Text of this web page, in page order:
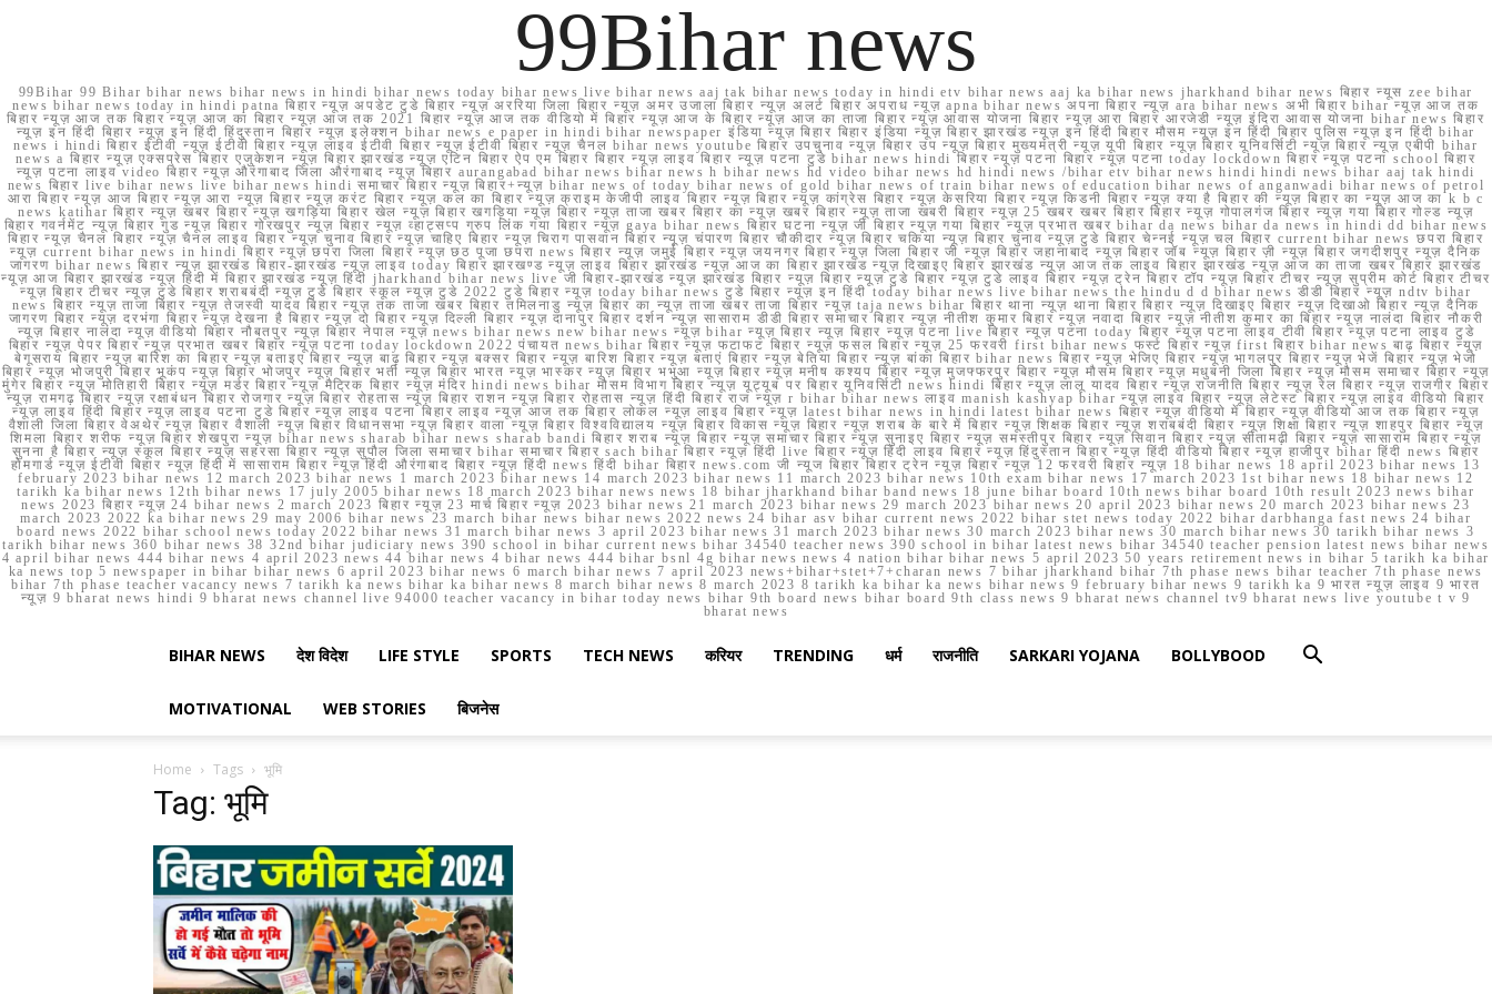
99Bihar news
99Bihar 99 Bihar bihar news bihar news in hindi bihar news today bihar news live bihar news aaj tak bihar news today in hindi etv bihar news aaj ka bihar news jharkhand bihar news बिहार न्यूस zee bihar
news bihar news today in hindi patna बिहार न्यूज़ अपडेट टुडे बिहार न्यूज़ अररिया जिला बिहार न्यूज़ अमर उजाला बिहार न्यूज़ अलर्ट बिहार अपराध न्यूज़ apna bihar news अपना बिहार न्यूज़ ara bihar news अभी बिहार bihar न्यूज़ आज तक
बिहार न्यूज़ आज तक बिहार न्यूज़ आज का बिहार न्यूज़ आज तक 2021 बिहार न्यूज़ आज तक वीडियो में बिहार न्यूज़ आज के बिहार न्यूज़ आज का ताजा बिहार न्यूज़ आवास योजना बिहार न्यूज़ आरा बिहार आरजेडी न्यूज़ इंदिरा आवास योजना bihar news बिहार
न्यूज़ इन हिंदी बिहार न्यूज़ इन हिंदी हिंदुस्तान बिहार न्यूज़ इलेक्शन bihar news e paper in hindi bihar newspaper इंडिया न्यूज़ बिहार बिहार इंडिया न्यूज़ बिहार झारखंड न्यूज़ इन हिंदी बिहार मौसम न्यूज़ इन हिंदी बिहार पुलिस न्यूज़ इन हिंदी bihar
news i hindi बिहार ईटीवी न्यूज़ ईटीवी बिहार न्यूज़ लाइव ईटीवी बिहार न्यूज़ ईटीवी बिहार न्यूज़ चैनल bihar news youtube बिहार उपचुनाव न्यूज़ बिहार उप न्यूज़ बिहार मुख्यमंत्री न्यूज़ यूपी बिहार न्यूज़ बिहार यूनिवर्सिटी न्यूज़ बिहार न्यूज़ एबीपी bihar
news a बिहार न्यूज़ एक्सप्रेस बिहार एजुकेशन न्यूज़ बिहार झारखंड न्यूज़ एटिन बिहार ऐप एम बिहार बिहार न्यूज़ लाइव बिहार न्यूज़ पटना टुडे bihar news hindi बिहार न्यूज़ पटना बिहार न्यूज़ पटना today lockdown बिहार न्यूज़ पटना school बिहार
न्यूज़ पटना लाइव video बिहार न्यूज़ औरंगाबाद जिला औरंगाबाद न्यूज़ बिहार aurangabad bihar news bihar news h bihar news hd video bihar news hd hindi news /bihar etv bihar news hindi hindi news bihar aaj tak hindi
news बिहार live bihar news live bihar news hindi समाचार बिहार न्यूज़ बिहार+न्यूज़ bihar news of today bihar news of gold bihar news of train bihar news of education bihar news of anganwadi bihar news of petrol
आरा बिहार न्यूज़ आज बिहार न्यूज़ आरा न्यूज़ बिहार न्यूज़ करंट बिहार न्यूज़ कल का बिहार न्यूज़ क्राइम केजीपी लाइव बिहार न्यूज़ बिहार न्यूज़ कांग्रेस बिहार न्यूज़ केसरिया बिहार न्यूज़ किडनी बिहार न्यूज़ क्या है बिहार की न्यूज़ बिहार का न्यूज़ आज का k b c
news katihar बिहार न्यूज़ खबर बिहार न्यूज़ खगड़िया बिहार खेल न्यूज़ बिहार खगड़िया न्यूज़ बिहार न्यूज़ ताजा खबर बिहार का न्यूज़ खबर बिहार न्यूज़ ताजा खबरी बिहार न्यूज़ 25 खबर खबर बिहार बिहार न्यूज़ गोपालगंज बिहार न्यूज़ गया बिहार गोल्ड न्यूज़
बिहार गवर्नमेंट न्यूज़ बिहार गुड न्यूज़ बिहार गोरखपुर न्यूज़ बिहार न्यूज़ व्हाट्सप्प ग्रुप लिंक गया बिहार न्यूज़ gaya bihar news बिहार घटना न्यूज़ जी बिहार न्यूज़ गया बिहार न्यूज़ प्रभात खबर bihar da news bihar da news in hindi dd bihar news
बिहार न्यूज़ चैनल बिहार न्यूज़ चैनल लाइव बिहार न्यूज़ चुनाव बिहार न्यूज़ चाहिए बिहार न्यूज़ चिराग पासवान बिहार न्यूज़ चंपारण बिहार चौकीदार न्यूज़ बिहार चकिया न्यूज़ बिहार चुनाव न्यूज़ टुडे बिहार चेन्नई न्यूज़ चल बिहार current bihar news छपरा बिहार
न्यूज़ current bihar news in hindi बिहार न्यूज़ छपरा जिला बिहार न्यूज़ छठ पूजा छपरा news बिहार न्यूज़ जमुई बिहार न्यूज़ जयनगर बिहार न्यूज़ जिला बिहार जी न्यूज़ बिहार जहानाबाद न्यूज़ बिहार जॉब न्यूज़ बिहार ज़ी न्यूज़ बिहार जगदीशपुर न्यूज़ दैनिक
जागरण bihar news बिहार न्यूज़ झारखंड बिहार-झारखंड न्यूज़ लाइव today बिहार झारखण्ड न्यूज़ लाइव बिहार झारखंड न्यूज़ आज का बिहार झारखंड न्यूज़ दिखाइए बिहार झारखंड न्यूज़ आज तक लाइव बिहार झारखंड न्यूज़ आज का ताजा खबर बिहार झारखंड
न्यूज़ आज बिहार झारखंड न्यूज़ हिंदी में बिहार झारखंड न्यूज़ हिंदी jharkhand bihar news live जी बिहार-झारखंड न्यूज़ झारखंड बिहार न्यूज़ बिहार न्यूज़ टुडे बिहार न्यूज़ टुडे लाइव बिहार न्यूज़ ट्रेन बिहार टॉप न्यूज़ बिहार टीचर न्यूज़ सुप्रीम कोर्ट बिहार टीचर
न्यूज़ बिहार टीचर न्यूज़ टुडे बिहार शराबबंदी न्यूज़ टुडे बिहार स्कूल न्यूज़ टुडे 2022 टुडे बिहार न्यूज़ today bihar news टुडे बिहार न्यूज़ इन हिंदी today bihar news live bihar news the hindu d d bihar news डीडी बिहार न्यूज़ ndtv bihar
news बिहार न्यूज़ ताजा बिहार न्यूज़ तेजस्वी यादव बिहार न्यूज़ तक ताजा खबर बिहार तमिलनाडु न्यूज़ बिहार का न्यूज़ ताजा खबर ताजा बिहार न्यूज़ taja news bihar बिहार थाना न्यूज़ थाना बिहार बिहार न्यूज़ दिखाइए बिहार न्यूज़ दिखाओ बिहार न्यूज़ दैनिक
जागरण बिहार न्यूज़ दरभंगा बिहार न्यूज़ देखना है बिहार न्यूज़ दो बिहार न्यूज़ दिल्ली बिहार न्यूज़ दानापुर बिहार दर्शन न्यूज़ सासाराम डीडी बिहार समाचार बिहार न्यूज़ नीतीश कुमार बिहार न्यूज़ नवादा बिहार न्यूज़ नीतीश कुमार का बिहार न्यूज़ नालंदा बिहार नौकरी
न्यूज़ बिहार नालंदा न्यूज़ वीडियो बिहार नौबतपुर न्यूज़ बिहार नेपाल न्यूज़ news bihar news new bihar news न्यूज़ bihar न्यूज़ बिहार न्यूज़ बिहार न्यूज़ पटना live बिहार न्यूज़ पटना today बिहार न्यूज़ पटना लाइव टीवी बिहार न्यूज़ पटना लाइव टुडे
बिहार न्यूज़ पेपर बिहार न्यूज़ प्रभात खबर बिहार न्यूज़ पटना today lockdown 2022 पंचायत news bihar बिहार न्यूज़ फटाफट बिहार न्यूज़ फसल बिहार न्यूज़ 25 फरवरी first bihar news फर्स्ट बिहार न्यूज़ first बिहार bihar news बाढ़ बिहार न्यूज़
बेगूसराय बिहार न्यूज़ बारिश का बिहार न्यूज़ बताइए बिहार न्यूज़ बाढ़ बिहार न्यूज़ बक्सर बिहार न्यूज़ बारिश बिहार न्यूज़ बताएं बिहार न्यूज़ बेतिया बिहार न्यूज़ बांका बिहार bihar news बिहार न्यूज़ भेजिए बिहार न्यूज़ भागलपुर बिहार न्यूज़ भेजें बिहार न्यूज़ भेजो
बिहार न्यूज़ भोजपुरी बिहार भूकंप न्यूज़ बिहार भोजपुर न्यूज़ बिहार भर्ती न्यूज़ बिहार भारत न्यूज़ भास्कर न्यूज़ बिहार भभुआ न्यूज़ बिहार न्यूज़ मनीष कश्यप बिहार न्यूज़ मुजफ्फरपुर बिहार न्यूज़ मौसम बिहार न्यूज़ मधुबनी जिला बिहार न्यूज़ मौसम समाचार बिहार न्यूज़
मुंगेर बिहार न्यूज़ मोतिहारी बिहार न्यूज़ मर्डर बिहार न्यूज़ मैट्रिक बिहार न्यूज़ मंदिर hindi news bihar मौसम विभाग बिहार न्यूज़ यूट्यूब पर बिहार यूनिवर्सिटी news hindi बिहार न्यूज़ लालू यादव बिहार न्यूज़ राजनीति बिहार न्यूज़ रेल बिहार न्यूज़ राजगीर बिहार
न्यूज़ रामगढ़ बिहार न्यूज़ रक्षाबंधन बिहार रोजगार न्यूज़ बिहार रोहतास न्यूज़ बिहार राशन न्यूज़ बिहार रोहतास न्यूज़ हिंदी बिहार राज न्यूज़ r bihar bihar news लाइव manish kashyap bihar न्यूज़ लाइव बिहार न्यूज़ लेटेस्ट बिहार न्यूज़ लाइव वीडियो बिहार
न्यूज़ लाइव हिंदी बिहार न्यूज़ लाइव पटना टुडे बिहार न्यूज़ लाइव पटना बिहार लाइव न्यूज़ आज तक बिहार लोकल न्यूज़ लाइव बिहार न्यूज़ latest bihar news in hindi latest bihar news बिहार न्यूज़ वीडियो में बिहार न्यूज़ वीडियो आज तक बिहार न्यूज़
वैशाली जिला बिहार वेअथेर न्यूज़ बिहार वैशाली न्यूज़ बिहार विधानसभा न्यूज़ बिहार वाला न्यूज़ बिहार विश्वविद्यालय न्यूज़ बिहार विकास न्यूज़ बिहार न्यूज़ शराब के बारे में बिहार न्यूज़ शिक्षक बिहार न्यूज़ शराबबंदी बिहार न्यूज़ शिक्षा बिहार न्यूज़ शाहपुर बिहार न्यूज़
शिमला बिहार शरीफ न्यूज़ बिहार शेखपुरा न्यूज़ bihar news sharab bihar news sharab bandi बिहार शराब न्यूज़ बिहार न्यूज़ समाचार बिहार न्यूज़ सुनाइए बिहार न्यूज़ समस्तीपुर बिहार न्यूज़ सिवान बिहार न्यूज़ सीतामढ़ी बिहार न्यूज़ सासाराम बिहार न्यूज़
सुनना है बिहार न्यूज़ स्कूल बिहार न्यूज़ सहरसा बिहार न्यूज़ सुपौल जिला समाचार bihar समाचार बिहार sach bihar बिहार न्यूज़ हिंदी live बिहार न्यूज़ हिंदी लाइव बिहार न्यूज़ हिंदुस्तान बिहार न्यूज़ हिंदी वीडियो बिहार न्यूज़ हाजीपुर bihar हिंदी news बिहार
होमगार्ड न्यूज़ ईटीवी बिहार न्यूज़ हिंदी में सासाराम बिहार न्यूज़ हिंदी औरंगाबाद बिहार न्यूज़ हिंदी news हिंदी bihar बिहार news.com जी न्यूज बिहार बिहार ट्रेन न्यूज़ बिहार न्यूज़ 12 फरवरी बिहार न्यूज़ 18 bihar news 18 april 2023 bihar news 13
february 2023 bihar news 12 march 2023 bihar news 1 march 2023 bihar news 14 march 2023 bihar news 11 march 2023 bihar news 10th exam bihar news 17 march 2023 1st bihar news 18 bihar news 12
tarikh ka bihar news 12th bihar news 17 july 2005 bihar news 18 march 2023 bihar news news 18 bihar jharkhand bihar band news 18 june bihar board 10th news bihar board 10th result 2023 news bihar
news 2023 बिहार न्यूज़ 24 bihar news 2 march 2023 बिहार न्यूज़ 23 मार्च बिहार न्यूज़ 2023 bihar news 21 march 2023 bihar news 29 march 2023 bihar news 20 april 2023 bihar news 20 march 2023 bihar news 23
march 2023 2022 ka bihar news 29 may 2006 bihar news 23 march bihar news bihar news 2022 news 24 bihar asv bihar current news 2022 bihar stet news today 2022 bihar darbhanga fast news 24 bihar
board news 2022 bihar school news today 2022 bihar news 31 march bihar news 3 april 2023 bihar news 31 march 2023 bihar news 30 march 2023 bihar news 30 march bihar news 30 tarikh bihar news 3
tarikh bihar news 360 bihar news 38 32nd bihar judiciary news 390 school in bihar current news bihar 34540 teacher news 390 school in bihar latest news bihar 34540 teacher pension latest news bihar news
4 april bihar news 444 bihar news 4 april 2023 news 44 bihar news 4 bihar news 444 bihar bsnl 4g bihar news news 4 nation bihar bihar news 5 april 2023 50 years retirement news in bihar 5 tarikh ka bihar
ka news top 5 newspaper in bihar bihar news 6 april 2023 bihar news 6 march bihar news 7 april 2023 news+bihar+stet+7+charan news 7 bihar jharkhand bihar 7th phase news bihar teacher 7th phase news
bihar 7th phase teacher vacancy news 7 tarikh ka news bihar ka bihar news 8 march bihar news 8 march 2023 8 tarikh ka bihar ka news bihar news 9 february bihar news 9 tarikh ka 9 भारत न्यूज़ लाइव 9 भारत
न्यूज़ 9 bharat news hindi 9 bharat news channel live 94000 teacher vacancy in bihar today news bihar 9th board news bihar board 9th class news 9 bharat news channel tv9 bharat news live youtube t v 9
bharat news
BIHAR NEWS देश विदेश LIFE STYLE SPORTS TECH NEWS करियर TRENDING धर्म राजनीति SARKARI YOJANA BOLLYBOOD
MOTIVATIONAL WEB STORIES बिजनेस
Home Tags भूमि
Tag: भूमि